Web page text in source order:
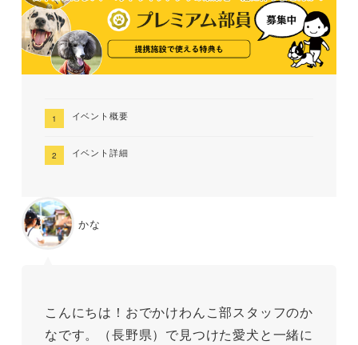
イベント概要
イベント詳細
かな
こんにちは！おでかけわんこ部スタッフのか
なです。（長野県）で見つけた愛犬と一緒に